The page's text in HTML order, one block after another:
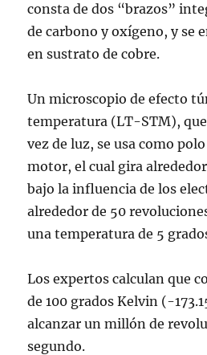
consta de dos “brazos”
de carbono y oxígeno, y se
en sustrato de cobre.
Un microscopio de efecto
temperatura (LT-STM),
vez de luz, se usa como
motor, el cual gira
bajo la influencia de los
alrededor de 50
una temperatura de 5
Los expertos calculan que
de 100 grados Kelvin (-
alcanzar un millón de
segundo.